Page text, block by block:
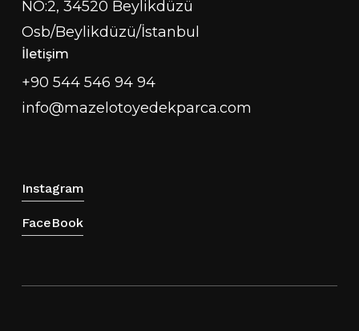
NO:2, 34520 Beylikdüzü
Osb/Beylikdüzü/İstanbul
İletişim
+90 544 546 94 94
info@mazelotoyedekparca.com
Instagram
FaceBook